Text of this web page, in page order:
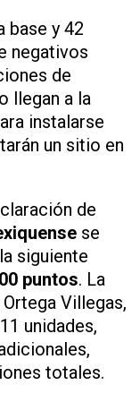
base y 42
negativos
de
llegan a la
instalarse
un sitio en
de
se
siguiente
puntos. La
Villegas,
unidades,
totales.